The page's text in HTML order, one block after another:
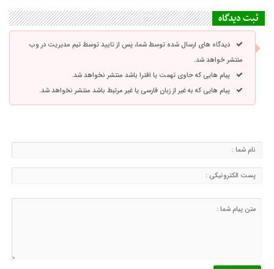
ثبت دیدگاه
دیدگاه های ارسال شده توسط شما، پس از تایید توسط تیم مدیریت در وب
منتشر خواهد شد.
پیام هایی که حاوی تهمت یا افترا باشد منتشر نخواهد شد.
پیام هایی که به غیر از زبان فارسی یا غیر مرتبط باشد منتشر نخواهد شد.